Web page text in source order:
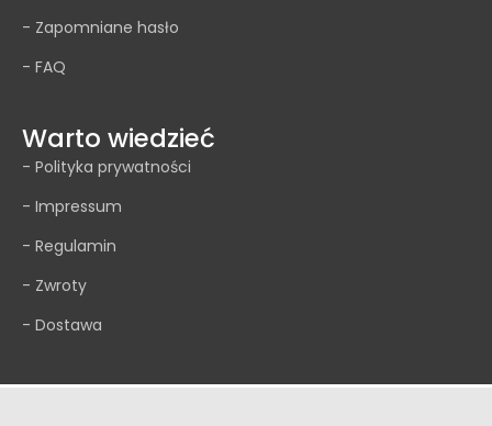
- Zapomniane hasło
- FAQ
Warto wiedzieć
- Polityka prywatności
- Impressum
- Regulamin
- Zwroty
- Dostawa